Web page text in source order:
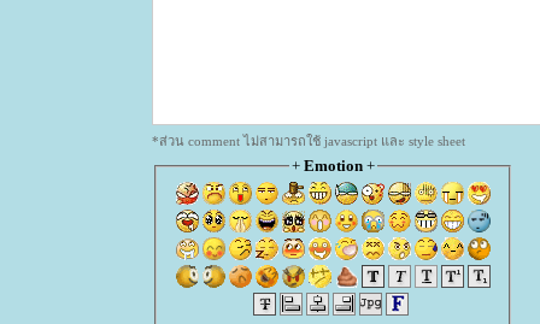
*ส่วน comment ไม่สามารถใช้ javascript และ style sheet
+ Emotion+